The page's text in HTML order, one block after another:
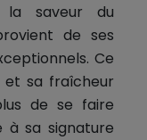
la saveur du
de ses
Ce
sa fraîcheur
de se faire
à sa signature